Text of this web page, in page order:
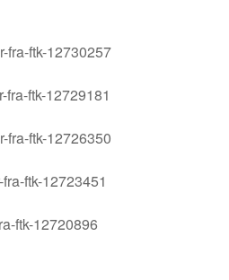
fra-ftk-12730257
ftk-12729181
fra-ftk-12726350
ftk-12723451
ftk-12720896